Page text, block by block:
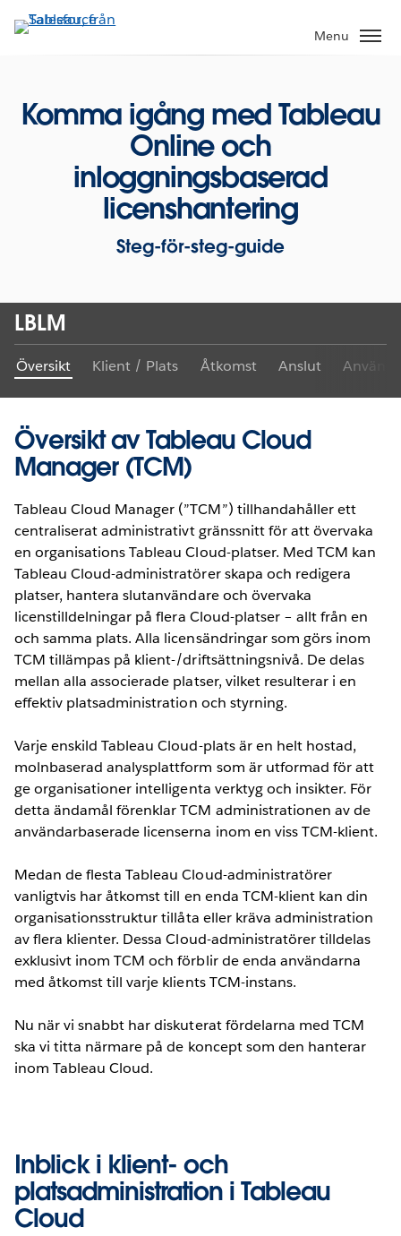
vidare
Menu
Komma igång med Tableau
Online och
inloggningsbaserad
licenshantering
Steg-för-steg-guide
LBLM
Översikt Klient / Plats Åtkomst Anslut
Översikt av Tableau Cloud
Manager (TCM)
Tableau Cloud Manager (”TCM”) tillhandahåller ett
centraliserat administrativt gränssnitt för att övervaka
en organisations Tableau Cloud-platser. Med TCM kan
Tableau Cloud-administratörer skapa och redigera
platser, hantera slutanvändare och övervaka
licenstilldelningar på flera Cloud-platser – allt från en
och samma plats. Alla licensändringar som görs inom
TCM tillämpas på klient-/driftsättningsnivå. De delas
mellan alla associerade platser, vilket resulterar i en
effektiv platsadministration och styrning.
Varje enskild Tableau Cloud-plats är en helt hostad,
molnbaserad analysplattform som är utformad för att
ge organisationer intelligenta verktyg och insikter. För
detta ändamål förenklar TCM administrationen av de
användarbaserade licenserna inom en viss TCM-klient.
Medan de flesta Tableau Cloud-administratörer
vanligtvis har åtkomst till en enda TCM-klient kan din
organisationsstruktur tillåta eller kräva administration
av flera klienter. Dessa Cloud-administratörer tilldelas
exklusivt inom TCM och förblir de enda användarna
med åtkomst till varje klients TCM-instans.
Nu när vi snabbt har diskuterat fördelarna med TCM
ska vi titta närmare på de koncept som den hanterar
inom Tableau Cloud.
Inblick i klient- och
platsadministration i Tableau
Cloud